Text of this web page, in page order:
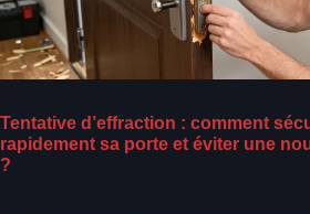
Tentative d’effraction : comment
rapidement sa porte et éviter une
?